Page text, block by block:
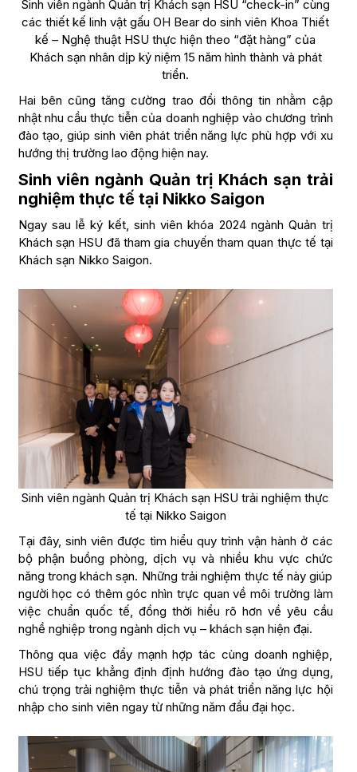
Sinh viên ngành Quản trị Khách sạn HSU “check-in” cùng
các thiết kế linh vật gấu OH Bear do sinh viên Khoa Thiết
kế – Nghệ thuật HSU thực hiện theo “đặt hàng” của
Khách sạn nhân dịp kỷ niệm 15 năm hình thành và phát
triển.
Hai bên cũng tăng cường trao đổi thông tin nhằm cập
nhật nhu cầu thực tiễn của doanh nghiệp vào chương trình
đào tạo, giúp sinh viên phát triển năng lực phù hợp với xu
hướng thị trường lao động hiện nay.
Sinh viên ngành Quản trị Khách sạn trải
nghiệm thực tế tại Nikko Saigon
Ngay sau lễ ký kết, sinh viên khóa 2024 ngành Quản trị
Khách sạn HSU đã tham gia chuyến tham quan thực tế tại
Khách sạn Nikko Saigon.
Sinh viên ngành Quản trị Khách sạn HSU trải nghiệm thực
tế tại Nikko Saigon
Tại đây, sinh viên được tìm hiểu quy trình vận hành ở các
bộ phận buồng phòng, dịch vụ và nhiều khu vực chức
năng trong khách sạn. Những trải nghiệm thực tế này giúp
người học có thêm góc nhìn trực quan về môi trường làm
việc chuẩn quốc tế, đồng thời hiểu rõ hơn về yêu cầu
nghề nghiệp trong ngành dịch vụ – khách sạn hiện đại.
Thông qua việc đẩy mạnh hợp tác cùng doanh nghiệp,
HSU tiếp tục khẳng định định hướng đào tạo ứng dụng,
chú trọng trải nghiệm thực tiễn và phát triển năng lực hội
nhập cho sinh viên ngay từ những năm đầu đại học.